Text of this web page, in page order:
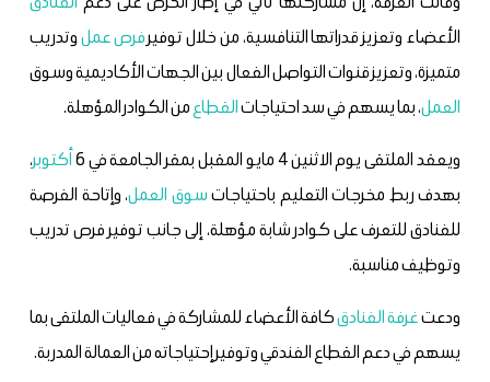
الأعضاء وتعزيز قدراتها التنافسية، من خلال توفيرفرص عملوتدريب
متميزة، وتعزيز قنوات التواصل الفعال بين الجهات الأكاديمية وسوق
العمل، بما يسهم في سد احتياجاتالقطاعمن الكوادر المؤهلة.
ويعقد الملتقى يوم الاثنين 4 مايو المقبل بمقر الجامعة في 6 أكتوبر،
بهدف ربط مخرجات التعليم باحتياجاتسوق العمل، وإتاحة الفرصة
للفنادق للتعرف على كوادر شابة مؤهلة، إلى جانب توفير فرص تدريب
وتوظيف مناسبة.
ودعتغرفة الفنادقكافة الأعضاء للمشاركة في فعاليات الملتقى بما
يسهم في دعم القطاع الفندقي وتوفير إحتياجاته من العمالة المدربة.